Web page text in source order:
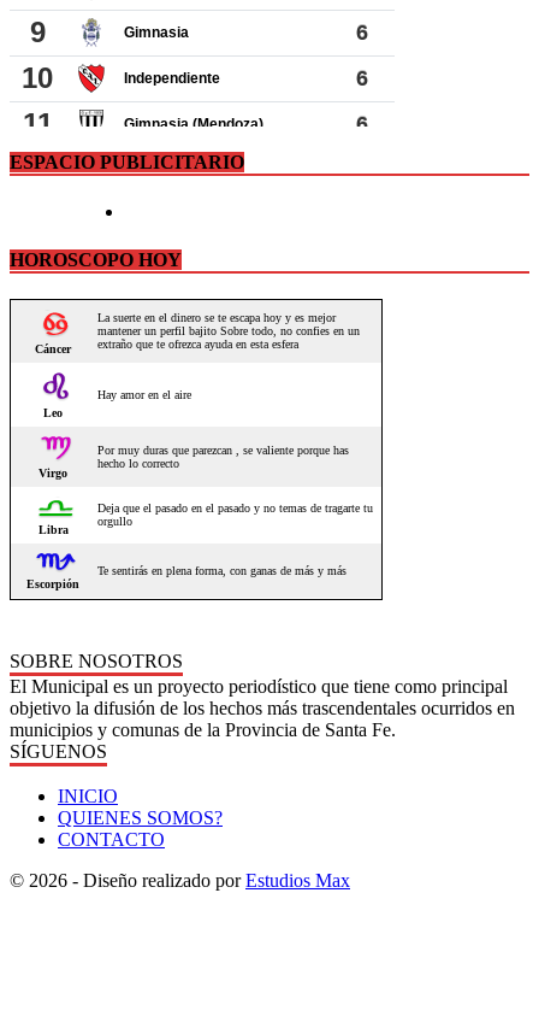
ESPACIO PUBLICITARIO
HOROSCOPO HOY
SOBRE NOSOTROS
El Municipal es un proyecto periodístico que tiene como principal
objetivo la difusión de los hechos más trascendentales ocurridos en
municipios y comunas de la Provincia de Santa Fe.
SÍGUENOS
INICIO
QUIENES SOMOS?
CONTACTO
© 2026 - Diseño realizado porEstudios Max